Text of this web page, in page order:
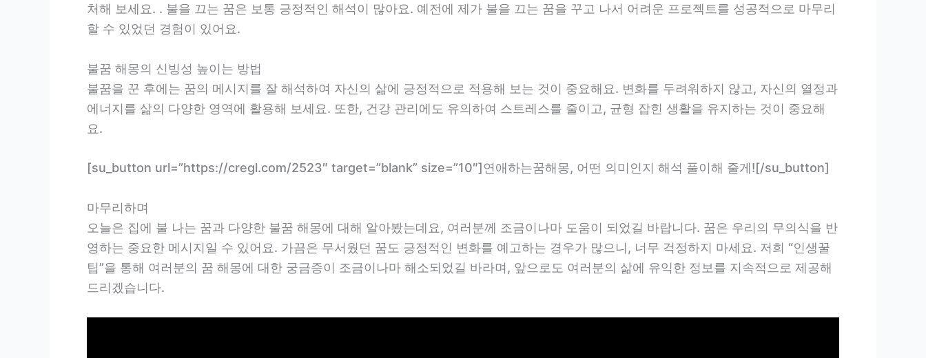
처해 보세요. . 불을 끄는 꿈은 보통 긍정적인 해석이 많아요. 예전에 제가 불을 끄는 꿈을 꾸고 나서 어려운 프로젝트를 성공적으로 마무리
할 수 있었던 경험이 있어요.
불꿈 해몽의 신빙성 높이는 방법
불꿈을 꾼 후에는 꿈의 메시지를 잘 해석하여 자신의 삶에 긍정적으로 적용해 보는 것이 중요해요. 변화를 두려워하지 않고, 자신의 열정과
에너지를 삶의 다양한 영역에 활용해 보세요. 또한, 건강 관리에도 유의하여 스트레스를 줄이고, 균형 잡힌 생활을 유지하는 것이 중요해
요.
[su_button url=”https://cregl.com/2523″ target=”blank” size=”10″]연애하는꿈해몽, 어떤 의미인지 해석 풀이해 줄게![/su_button]
마무리하며
오늘은 집에 불 나는 꿈과 다양한 불꿈 해몽에 대해 알아봤는데요, 여러분께 조금이나마 도움이 되었길 바랍니다. 꿈은 우리의 무의식을 반
영하는 중요한 메시지일 수 있어요. 가끔은 무서웠던 꿈도 긍정적인 변화를 예고하는 경우가 많으니, 너무 걱정하지 마세요. 저희 “인생꿀
팁”을 통해 여러분의 꿈 해몽에 대한 궁금증이 조금이나마 해소되었길 바라며, 앞으로도 여러분의 삶에 유익한 정보를 지속적으로 제공해
드리겠습니다.